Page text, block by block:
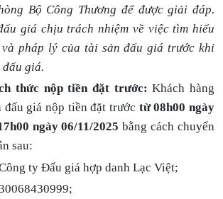
Bộ Công Thương để được giải đáp.
giá chịu trách nhiệm về việc tìm hiểu
pháp lý của tài sản đấu giá trước khi
giá.
thức nộp tiền đặt trước:Khách hàng
đấu giá nộp tiền đặt trước từ 08h00 ngày
ngày 06/11/2025bằng cách chuyển
sau:
ty Đấu giá hợp danh Lạc Việt;